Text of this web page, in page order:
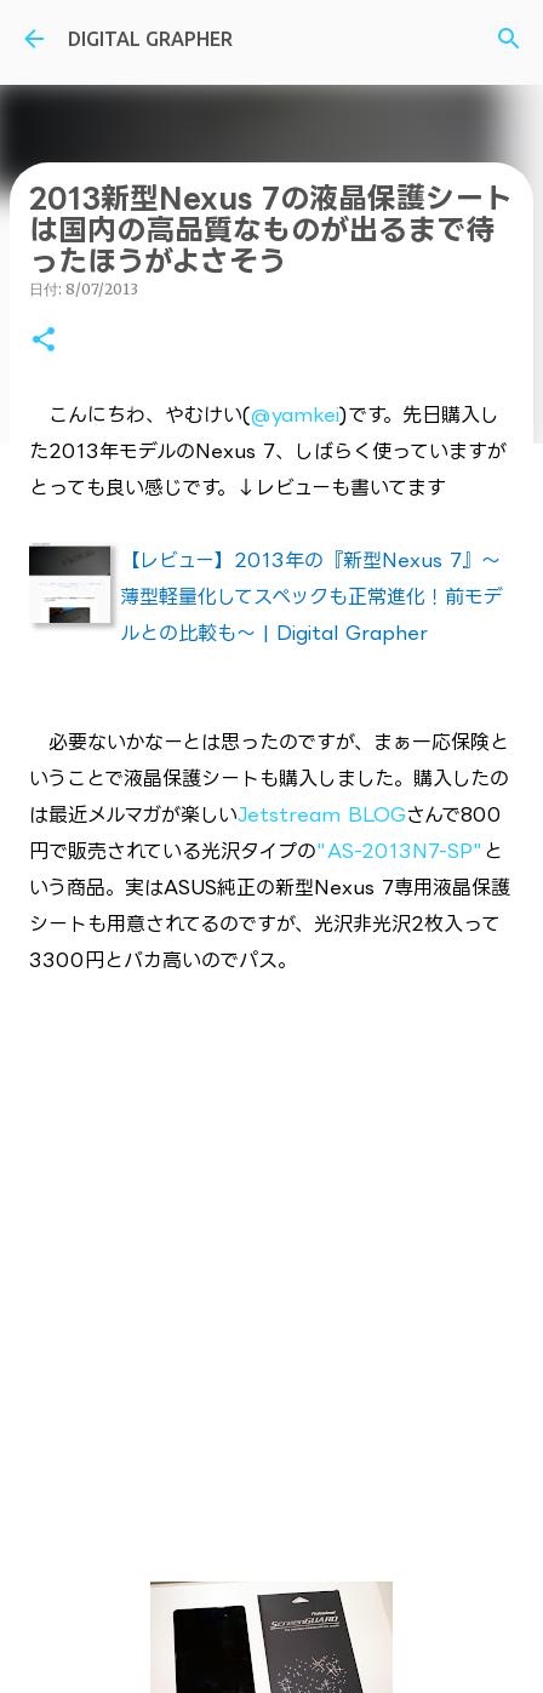
スキップしてメイン コンテンツに移動
DIGITAL GRAPHER
2013新型Nexus 7の液晶保護シート
は国内の高品質なものが出るまで待
ったほうがよさそう
日付: 8/07/2013
こんにちわ、やむけい(@yamkei)です。先日購入し
た2013年モデルのNexus 7、しばらく使っていますが
とっても良い感じです。↓レビューも書いてます
【レビュー】2013年の『新型Nexus 7』～
薄型軽量化してスペックも正常進化！前モデ
ルとの比較も～ | Digital Grapher
必要ないかなーとは思ったのですが、まぁ一応保険と
いうことで液晶保護シートも購入しました。購入したの
は最近メルマガが楽しいJetstream BLOGさんで800
円で販売されている光沢タイプの"AS-2013N7-SP" と
いう商品。実はASUS純正の新型Nexus 7専用液晶保護
シートも用意されてるのですが、光沢非光沢2枚入って
3300円とバカ高いのでパス。